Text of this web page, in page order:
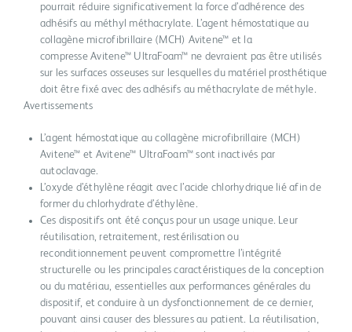
pourrait réduire significativement la force d’adhérence des
adhésifs au méthyl méthacrylate. L’agent hémostatique au
collagène microfibrillaire (MCH) Avitene™ et la
compresse Avitene™ UltraFoam™ ne devraient pas être utilisés
sur les surfaces osseuses sur lesquelles du matériel prosthétique
doit être fixé avec des adhésifs au méthacrylate de méthyle.
Avertissements
L’agent hémostatique au collagène microfibrillaire (MCH)
Avitene™ et Avitene™ UltraFoam™ sont inactivés par
autoclavage.
L’oxyde d’éthylène réagit avec l’acide chlorhydrique lié afin de
former du chlorhydrate d’éthylène.
Ces dispositifs ont été conçus pour un usage unique. Leur
réutilisation, retraitement, restérilisation ou
reconditionnement peuvent compromettre l’intégrité
structurelle ou les principales caractéristiques de la conception
ou du matériau, essentielles aux performances générales du
dispositif, et conduire à un dysfonctionnement de ce dernier,
pouvant ainsi causer des blessures au patient. La réutilisation,